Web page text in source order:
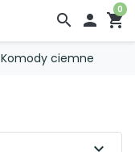
search  shopping_cart
0
Komody ciemne